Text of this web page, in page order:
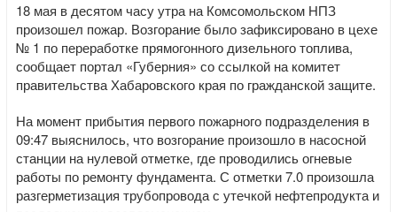
18 мая в десятом часу утра на Комсомольском НПЗ
произошел пожар. Возгорание было зафиксировано в цехе
№ 1 по переработке прямогонного дизельного топлива,
сообщает портал «Губерния» со ссылкой на комитет
правительства Хабаровского края по гражданской защите.
На момент прибытия первого пожарного подразделения в
09:47 выяснилось, что возгорание произошло в насосной
станции на нулевой отметке, где проводились огневые
работы по ремонту фундамента. С отметки 7.0 произошла
разгерметизация трубопровода с утечкой нефтепродукта и